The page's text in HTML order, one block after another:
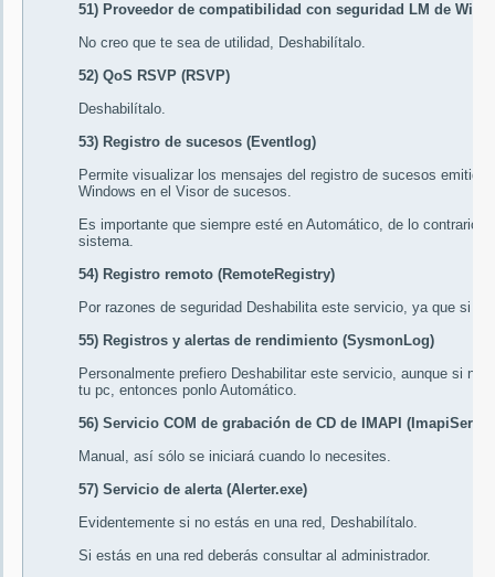
51) Proveedor de compatibilidad con seguridad LM de
No creo que te sea de utilidad, Deshabilítalo.
52) QoS RSVP (RSVP)
Deshabilítalo.
53) Registro de sucesos (Eventlog)
Permite visualizar los mensajes del registro de sucesos
Windows en el Visor de sucesos.
Es importante que siempre esté en Automático, de lo contrario
sistema.
54) Registro remoto (RemoteRegistry)
Por razones de seguridad Deshabilita este servicio, ya que si
55) Registros y alertas de rendimiento (SysmonLog)
Personalmente prefiero Deshabilitar este servicio, aunque si
tu pc, entonces ponlo Automático.
56) Servicio COM de grabación de CD de IMAPI
Manual , así sólo se iniciará cuando lo necesites.
57) Servicio de alerta (Alerter.exe)
Evidentemente si no estás en una red, Deshabilítalo.
Si estás en una red deberás consultar al administrador.